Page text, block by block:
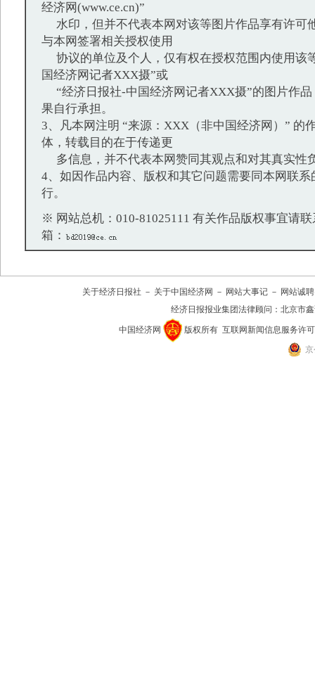
经济网(www.ce.cn)”
水印，但并不代表本网对该等图片作品享有许可
与本网签署相关授权使用
协议的单位及个人，仅有权在授权范围内使用该
国经济网记者XXX摄”或
“经济日报社-中国经济网记者XXX摄”的图片作品
果自行承担。
3、凡本网注明 “来源：XXX（非中国经济网）” 的
体，转载目的在于传递更
多信息，并不代表本网赞同其观点和对其真实性
4、如因作品内容、版权和其它问题需要同本网联系
行。
※ 网站总机：010-81025111 有关作品版权事宜请联
箱：
关于经济日报社 － 关于中国经济网 － 网站大事记 － 网站诚聘
经济日报报业集团法律顾问： 北京市
中国经济网 版权所有 互联网新闻信息服务许可
京